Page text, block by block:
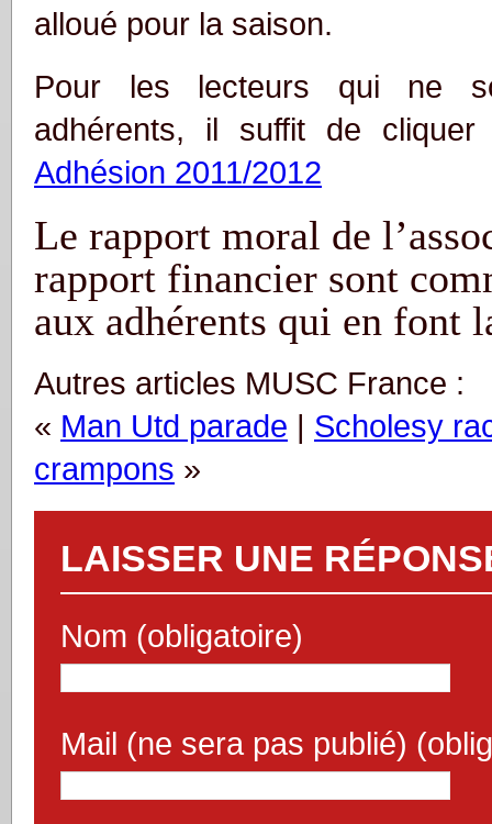
alloué pour la saison.
Pour les lecteurs qui ne
adhérents, il suffit de
Adhésion 2011/2012
Le rapport moral de
rapport financier sont
aux adhérents qui en font
Autres articles MUSC France :
« Man Utd parade | Scholesy
crampons »
LAISSER UNE
Nom (obligatoire)
Mail (ne sera pas publié)